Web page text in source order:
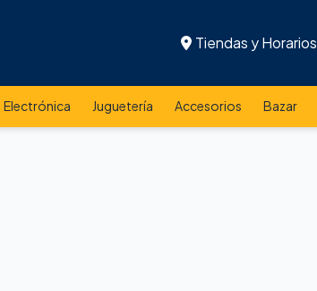
Tiendas y Horarios
Electrónica Juguetería Accesorios Bazar